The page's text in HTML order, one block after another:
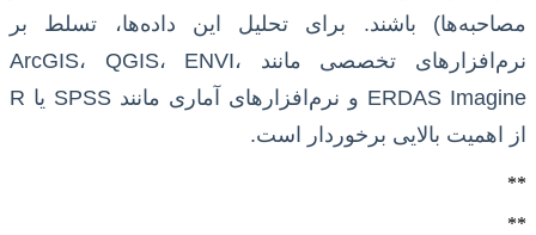
مصاحبه‌ها) باشند. برای تحلیل این داده‌ها، تسلط بر
نرم‌افزارهای تخصصی مانند ArcGIS، QGIS، ENVI،
ERDAS Imagine و نرم‌افزارهای آماری مانند SPSS یا R
از اهمیت بالایی برخوردار است.
**
**